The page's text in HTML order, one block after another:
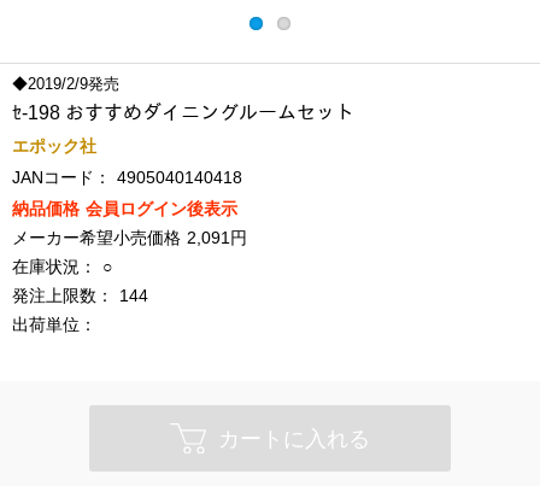
◆2019/2/9発売
ｾ-198 おすすめダイニングルームセット
エポック社
JANコード：
4905040140418
納品価格 会員ログイン後表示
メーカー希望小売価格 2,091円
在庫状況：
○
発注上限数：
144
出荷単位：
カートに入れる